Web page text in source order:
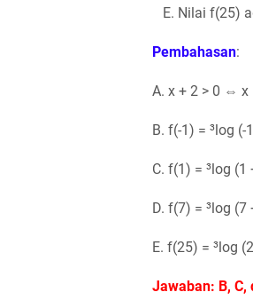
E. Nilai f(25)
Pembahasan:
A. x + 2 > 0 ⇔ x
B. f(-1) = ³log (-
C. f(1) = ³log (1
D. f(7) = ³log (7
E. f(25) = ³log
Jawaban: B, C,